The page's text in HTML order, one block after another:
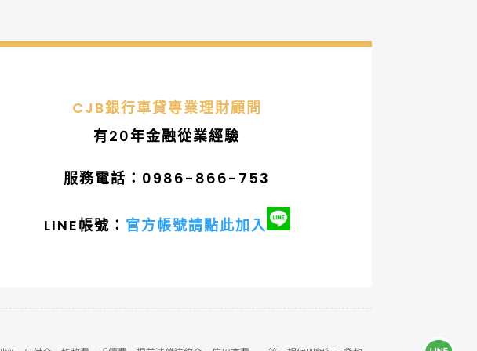
CJB銀行車貸專業理財顧問
有20年金融從業經驗
服務電話：0986-866-753
LINE帳號： 官方帳號請點此加入